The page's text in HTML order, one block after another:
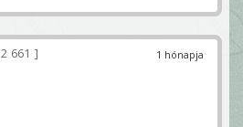
1 hónapja
2 661